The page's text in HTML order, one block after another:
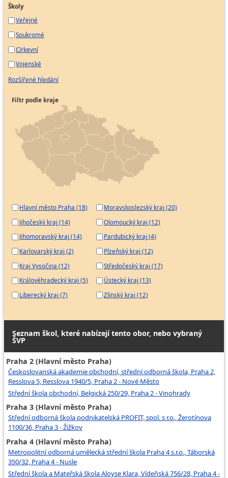
Školy
Veřejné
Soukromé
Církevní
Vojenské
Rozšířené hledání
Filtr podle kraje
Hlavní město Praha (18)
Jihočeský kraj (14)
Jihomoravský kraj (14)
Karlovarský kraj (2)
Kraj Vysočina (12)
Královéhradecký kraj (5)
Liberecký kraj (7)
Moravskoslezský kraj (20)
Olomoucký kraj (12)
Pardubický kraj (4)
Plzeňský kraj (12)
Středočeský kraj (17)
Ústecký kraj (13)
Zlínský kraj (12)
Seznam škol, které nabízejí tento obor, nebo vybraný
ŠVP
Praha 2 (Hlavní město Praha)
Českoslovanská akademie obchodní, střední odborná škola, Praha 2,
Resslova 5, Resslova 1940/5, Praha 2 - Nové Město
Střední škola obchodní, Belgická 250/29, Praha 2 - Vinohrady
Praha 3 (Hlavní město Praha)
Střední odborná škola podnikatelská PROFIT, spol. s r.o., Žerotínova
1100/36, Praha 3 - Žižkov
Praha 4 (Hlavní město Praha)
Metropolitní odborná umělecká střední škola Praha 4 s.r.o., Táborská
350/32, Praha 4 - Nusle
Střední škola a Mateřská škola Aloyse Klara, Vídeňská 756/28, Praha 4 -